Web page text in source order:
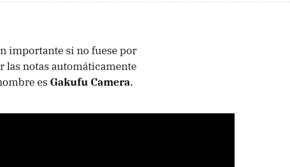
importante si no fuese por
las notas automáticamente
es Gakufu Camera.